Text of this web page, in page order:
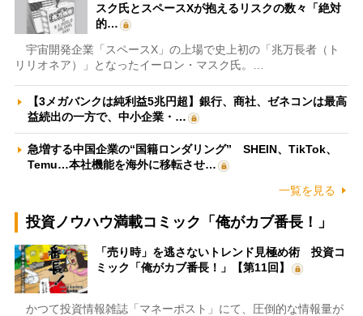
スク氏とスペースXが抱えるリスクの数々「絶対
的…
宇宙開発企業「スペースX」の上場で史上初の「兆万長者（ト
リリオネア）」となったイーロン・マスク氏。…
【3メガバンクは純利益5兆円超】銀行、商社、ゼネコンは最高
益続出の一方で、中小企業・…
急増する中国企業の“国籍ロンダリング” SHEIN、TikTok、
Temu…本社機能を海外に移転させ…
一覧を見る
投資ノウハウ満載コミック「俺がカブ番長！」
「売り時」を逃さないトレンド見極め術 投資コ
ミック「俺がカブ番長！」【第11回】
かつて投資情報雑誌「マネーポスト」にて、圧倒的な情報量が